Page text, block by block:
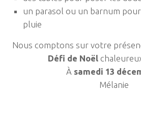
un parasol ou un barnum pour
pluie
Nous comptons sur votre
Défi de Noël
À samedi 13
Mélanie